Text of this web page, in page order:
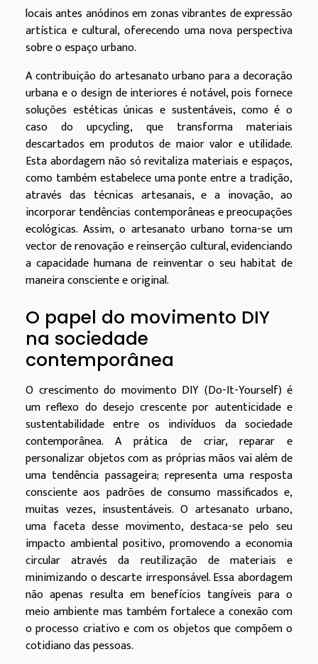
locais antes anódinos em zonas vibrantes de expressão
artística e cultural, oferecendo uma nova perspectiva
sobre o espaço urbano.
A contribuição do artesanato urbano para a decoração
urbana e o design de interiores é notável, pois fornece
soluções estéticas únicas e sustentáveis, como é o
caso do upcycling, que transforma materiais
descartados em produtos de maior valor e utilidade.
Esta abordagem não só revitaliza materiais e espaços,
como também estabelece uma ponte entre a tradição,
através das técnicas artesanais, e a inovação, ao
incorporar tendências contemporâneas e preocupações
ecológicas. Assim, o artesanato urbano torna-se um
vector de renovação e reinserção cultural, evidenciando
a capacidade humana de reinventar o seu habitat de
maneira consciente e original.
O papel do movimento DIY
na sociedade
contemporânea
O crescimento do movimento DIY (Do-It-Yourself) é
um reflexo do desejo crescente por autenticidade e
sustentabilidade entre os indivíduos da sociedade
contemporânea. A prática de criar, reparar e
personalizar objetos com as próprias mãos vai além de
uma tendência passageira; representa uma resposta
consciente aos padrões de consumo massificados e,
muitas vezes, insustentáveis. O artesanato urbano,
uma faceta desse movimento, destaca-se pelo seu
impacto ambiental positivo, promovendo a economia
circular através da reutilização de materiais e
minimizando o descarte irresponsável. Essa abordagem
não apenas resulta em benefícios tangíveis para o
meio ambiente mas também fortalece a conexão com
o processo criativo e com os objetos que compõem o
cotidiano das pessoas.